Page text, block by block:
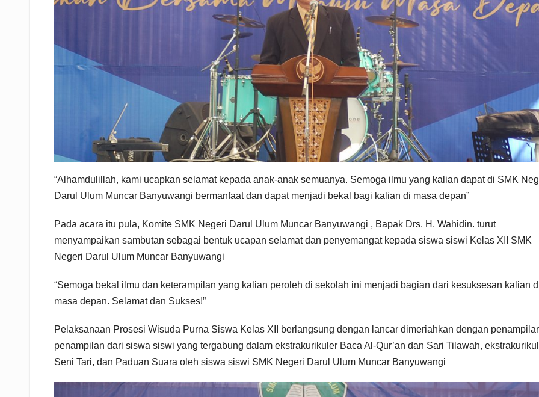
“Alhamdulillah, kami ucapkan selamat kepada anak-anak semuanya. Semoga ilmu yang kalian dapat di SMK
Darul Ulum Muncar Banyuwangi bermanfaat dan dapat menjadi bekal bagi kalian di masa depan”
Pada acara itu pula, Komite SMK Negeri Darul Ulum Muncar Banyuwangi , Bapak Drs. H. Wahidin. turut
menyampaikan sambutan sebagai bentuk ucapan selamat dan penyemangat kepada siswa siswi Kelas XII SMK
Negeri Darul Ulum Muncar Banyuwangi
“Semoga bekal ilmu dan keterampilan yang kalian peroleh di sekolah ini menjadi bagian dari kesuksesan kalian
masa depan. Selamat dan Sukses!”
Pelaksanaan Prosesi Wisuda Purna Siswa Kelas XII berlangsung dengan lancar dimeriahkan dengan
penampilan dari siswa siswi yang tergabung dalam ekstrakurikuler Baca Al-Qur’an dan Sari Tilawah,
Seni Tari, dan Paduan Suara oleh siswa siswi SMK Negeri Darul Ulum Muncar Banyuwangi